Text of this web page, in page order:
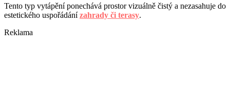
Tento typ vytápění ponechává prostor vizuálně čistý a nezasahuje do
estetického uspořádánízahrady či terasy.
Reklama